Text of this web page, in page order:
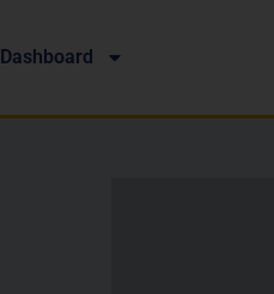
Dashboard